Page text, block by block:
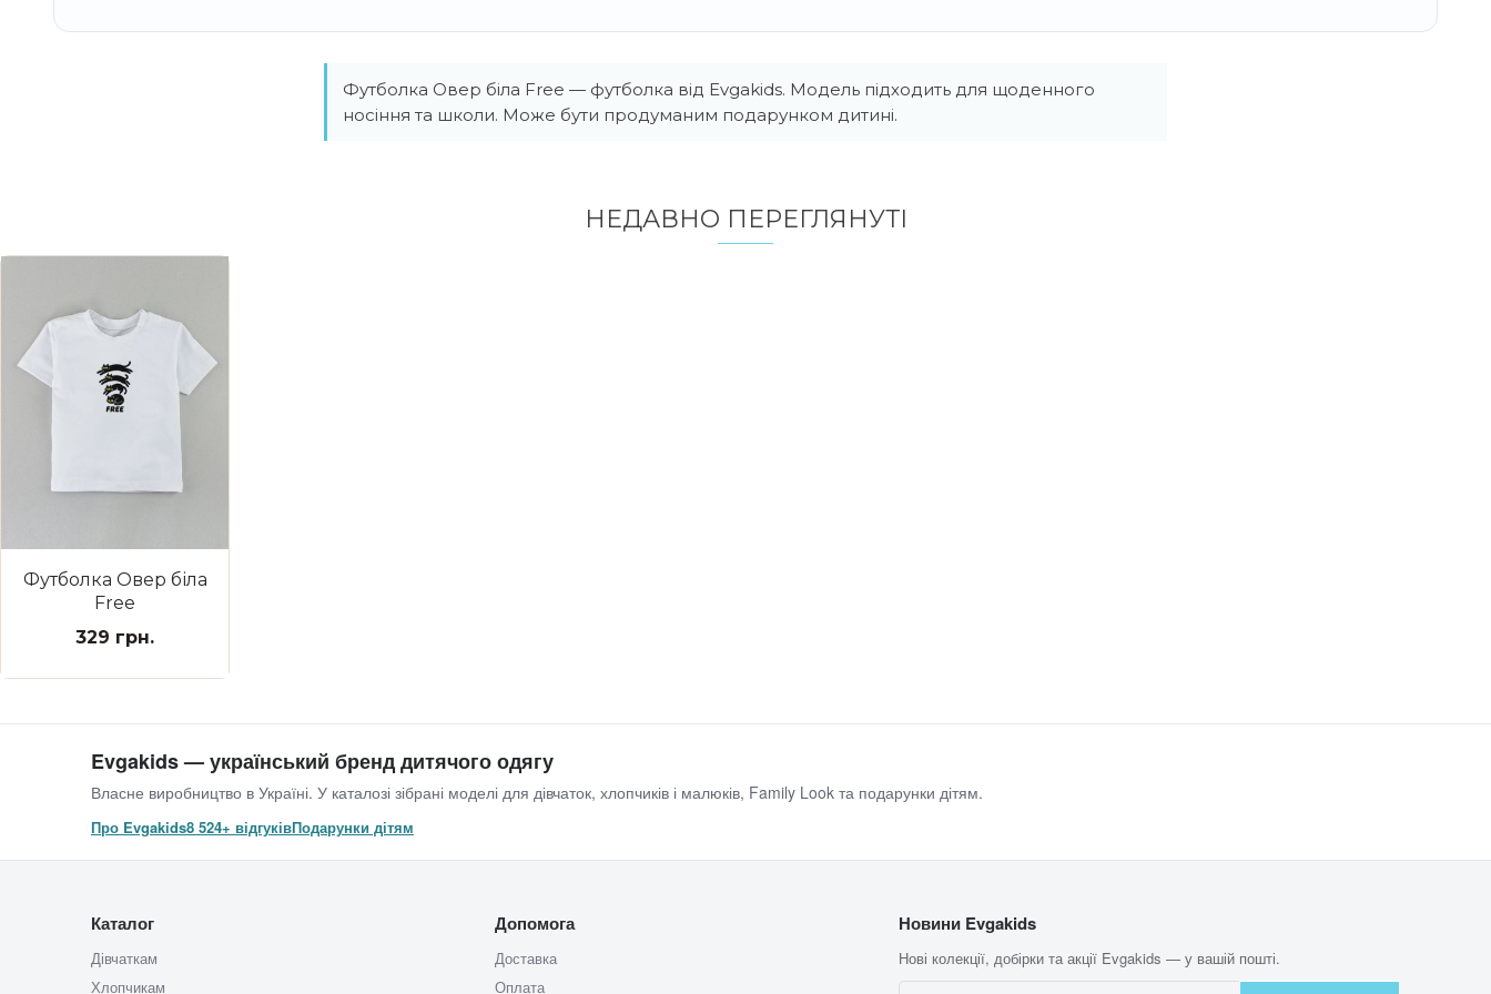
Футболка Овер біла Free — футболка від Evgakids. Модель підходить для щоденного
носіння та школи. Може бути продуманим подарунком дитині.
НЕДАВНО ПЕРЕГЛЯНУТI
Футболка Овер біла
Free
329 грн.
Evgakids — український бренд дитячого одягу
Власне виробництво в Україні. У каталозі зібрані моделі для дівчаток, хлопчиків і малюків, Family Look та подарунки дітям.
Про Evgakids8 524+ відгуківПодарунки дітям
Каталог
Дівчаткам
Хлопчикам
Допомога
Доставка
Оплата
Новини Evgakids
Нові колекції, добірки та акції Evgakids — у вашій пошті.